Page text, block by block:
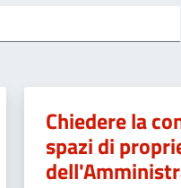
Chiedere la
spazi di